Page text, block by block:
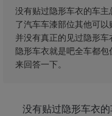
没有贴过隐形车衣的车主
了汽车车漆部位其他可
并没有真正的见过隐形
隐形车衣就是吧全车都包
来回答一下。
没有贴过隐形车衣